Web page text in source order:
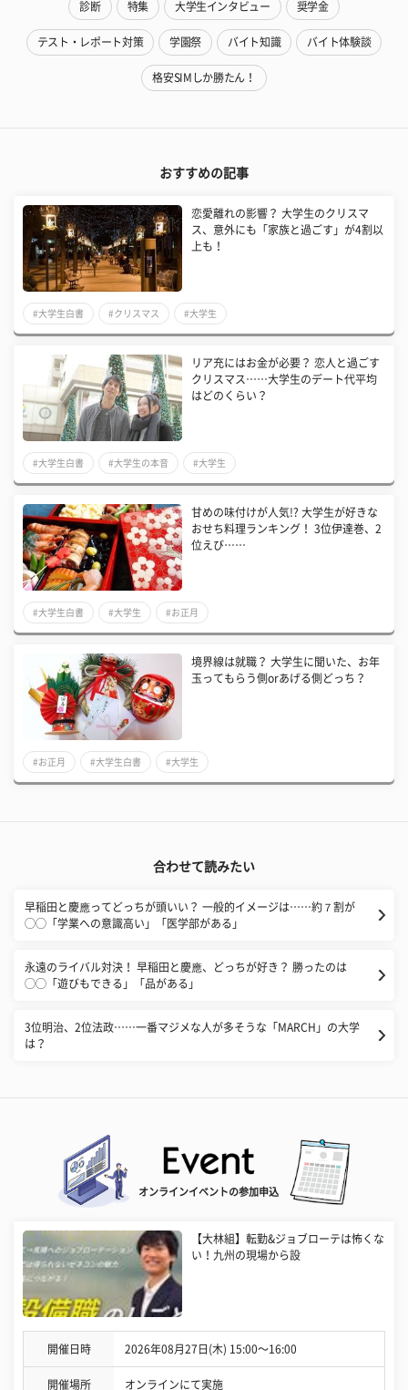
診断 特集 大学生インタビュー 奨学金
テスト・レポート対策 学園祭 バイト知識 バイト体験談
格安SIMしか勝たん！
おすすめの記事
恋愛離れの影響？ 大学生のクリスマ
ス、意外にも「家族と過ごす」が4割以
上も！
#大学生白書 #クリスマス #大学生
リア充にはお金が必要？ 恋人と過ごす
クリスマス……大学生のデート代平均
はどのくらい？
#大学生白書 #大学生の本音 #大学生
甘めの味付けが人気!? 大学生が好きな
おせち料理ランキング！ 3位伊達巻、2
位えび……
#大学生白書 #大学生 #お正月
境界線は就職？ 大学生に聞いた、お年
玉ってもらう側orあげる側どっち？
#お正月 #大学生白書 #大学生
合わせて読みたい
早稲田と慶應ってどっちが頭いい？ 一般的イメージは……約７割が
◯◯「学業への意識高い」「医学部がある」
永遠のライバル対決！ 早稲田と慶應、どっちが好き？ 勝ったのは
◯◯「遊びもできる」「品がある」
3位明治、2位法政……一番マジメな人が多そうな「MARCH」の大学
は？
オンラインイベントの参加申込
【大林組】転勤&ジョブローテは怖くな
い！九州の現場から設
開催日時 2026年08月27日(木) 15:00〜16:00
開催場所 オンラインにて実施